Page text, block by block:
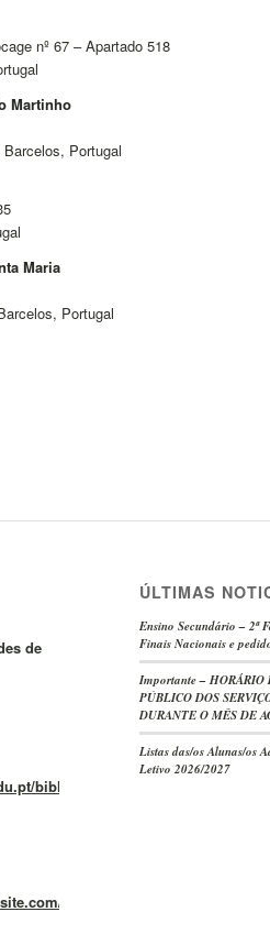
nº 67 – Apartado 518
Martinho
Portugal
Maria
Portugal
de
bibliotecas1cicloaeaf/BE-
meusite/
ÚLTIMAS
Ensino Secundário – 2ª
Finais Nacionais e
Importante –
PÚBLICO DOS
DURANTE O MÊS DE
Listas das/os Alunas/os
Letivo 2026/2027